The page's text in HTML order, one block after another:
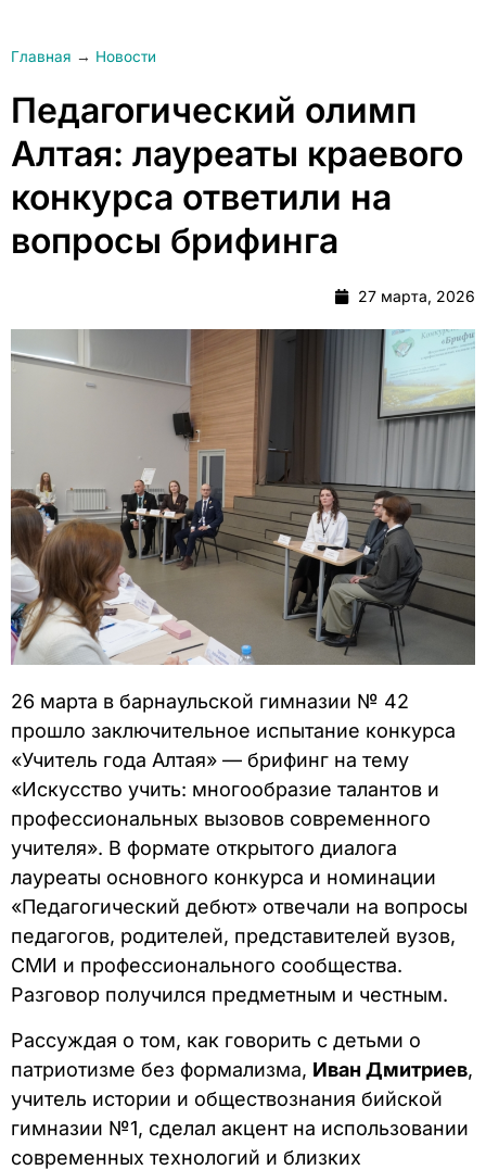
Главная → Новости
Педагогический олимп
Алтая: лауреаты краевого
конкурса ответили на
вопросы брифинга
27 марта, 2026
26 марта в барнаульской гимназии № 42
прошло заключительное испытание конкурса
«Учитель года Алтая» — брифинг на тему
«Искусство учить: многообразие талантов и
профессиональных вызовов современного
учителя». В формате открытого диалога
лауреаты основного конкурса и номинации
«Педагогический дебют» отвечали на вопросы
педагогов, родителей, представителей вузов,
СМИ и профессионального сообщества.
Разговор получился предметным и честным.
Рассуждая о том, как говорить с детьми о
патриотизме без формализма, Иван Дмитриев,
учитель истории и обществознания бийской
гимназии №1, сделал акцент на использовании
современных технологий и близких